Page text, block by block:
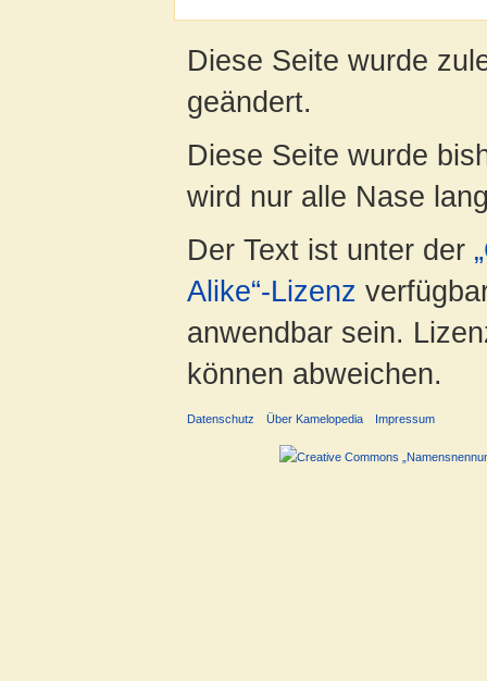
Diese Seite wurde
geändert.
Diese Seite wurde
wird nur alle Nase
Der Text ist unter der
Alike“-Lizenz
anwendbar sein.
können abweichen.
Datenschutz Über Kamelopedia Impressum